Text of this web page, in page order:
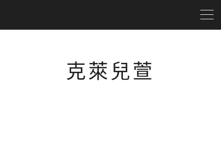
克萊兒萱